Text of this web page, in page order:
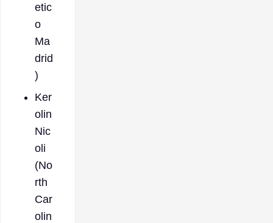
etic
o
Ma
drid
)
Ker
olin
Nic
oli
(No
rth
Car
olin